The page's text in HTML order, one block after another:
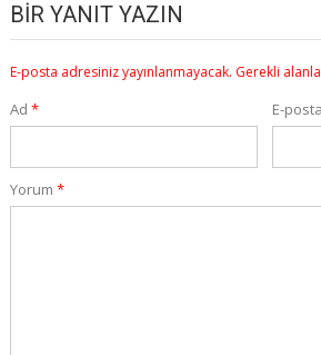
BIR YANIT YAZIN
E-posta adresiniz yayınlanmayacak. Gerekli
Ad * E-posta
Yorum *